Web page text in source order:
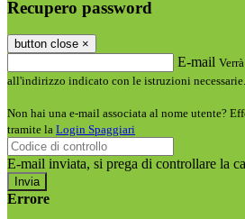
Recupero password
button close ×
E-mail
all'indirizzo indicato con le istruzioni necessarie.
Non hai una e-mail associata al nome utente?
tramite la Login Spaggiari
E-mail inviata, si prega di controllare la
Errore